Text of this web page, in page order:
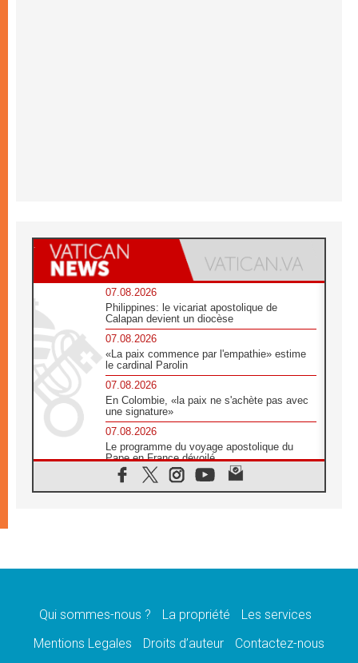
07.08.2026
Philippines: le vicariat apostolique de
Calapan devient un diocèse
07.08.2026
«La paix commence par l'empathie» estime
le cardinal Parolin
07.08.2026
En Colombie, «la paix ne s'achète pas avec
une signature»
07.08.2026
Le programme du voyage apostolique du
Pape en France dévoilé
07.08.2026
1ère Conférence continentale sur l'éducation
07.08.2026
07.08.2026
lancement des «dix jours de prière pour la
Qui sommes-nous ? La propriété
Les services
Mentions Legales
Droits d’auteur Contactez-nous